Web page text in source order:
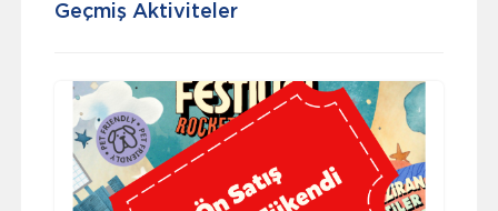
Geçmiş Aktiviteler